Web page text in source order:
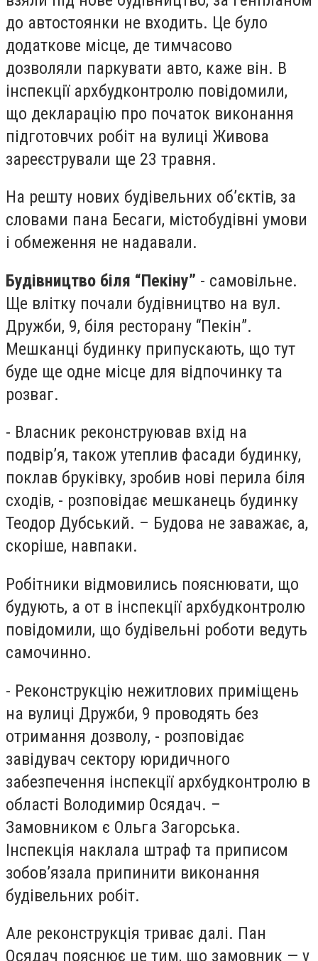
до автостоянки не входить. Це було
додаткове місце, де тимчасово
дозволяли паркувати авто, каже він. В
інспекції архбудконтролю повідомили,
що декларацію про початок виконання
підготовчих робіт на вулиці Живова
зареєстрували ще 23 травня.
На решту нових будівельних об’єктів, за
словами пана Бесаги, містобудівні умови
і обмеження не надавали.
Будівництво біля “Пекіну” - самовільне.
Ще влітку почали будівництво на вул.
Дружби, 9, біля ресторану “Пекін”.
Мешканці будинку припускають, що тут
буде ще одне місце для відпочинку та
розваг.
- Власник реконструював вхід на
подвір’я, також утеплив фасади будинку,
поклав бруківку, зробив нові перила біля
сходів, - розповідає мешканець будинку
Теодор Дубський. – Будова не заважає, а,
скоріше, навпаки.
Робітники відмовились пояснювати, що
будують, а от в інспекції архбудконтролю
повідомили, що будівельні роботи ведуть
самочинно.
- Реконструкцію нежитлових приміщень
на вулиці Дружби, 9 проводять без
отримання дозволу, - розповідає
завідувач сектору юридичного
забезпечення інспекції архбудконтролю в
області Володимир Осядач. –
Замовником є Ольга Загорська.
Інспекція наклала штраф та приписом
зобов’язала припинити виконання
будівельних робіт.
Але реконструкція триває далі. Пан
Осядач пояснює це тим, що замовник — у